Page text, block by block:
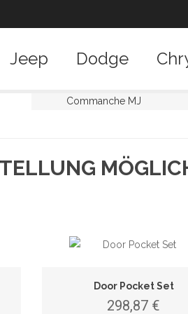
Jeep Dodge
TRAG-/
Commanche MJ
Door Pocket Set
298,87 €